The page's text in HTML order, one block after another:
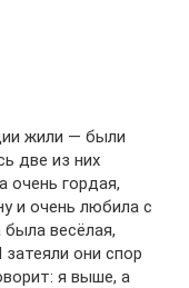
жили — были
две из них
очень гордая,
и очень любила с
весёлая,
они спор
я выше, а